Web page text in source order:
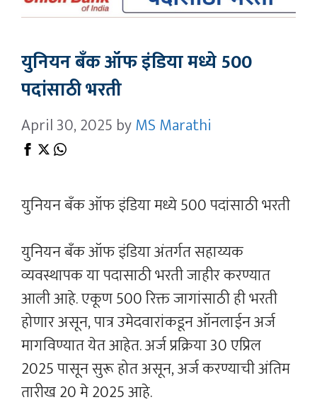
युनियन बँक ऑफ इंडिया मध्ये 500
पदांसाठी भरती
April 30, 2025 byMS Marathi
युनियन बँक ऑफ इंडिया मध्ये 500 पदांसाठी भरती
युनियन बँक ऑफ इंडिया अंतर्गत सहाय्यक
व्यवस्थापक या पदासाठी भरती जाहीर करण्यात
आली आहे. एकूण 500 रिक्त जागांसाठी ही भरती
होणार असून, पात्र उमेदवारांकडून ऑनलाईन अर्ज
मागविण्यात येत आहेत. अर्ज प्रक्रिया 30 एप्रिल
2025 पासून सुरू होत असून, अर्ज करण्याची अंतिम
तारीख 20 मे 2025 आहे.